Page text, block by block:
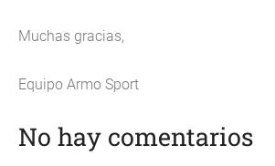
Muchas gracias,
Equipo Armo Sport
No hay comentarios